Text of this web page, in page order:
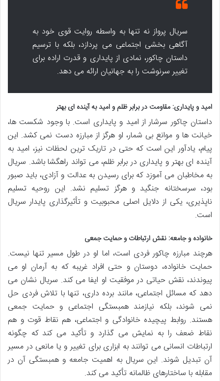
سریال پرواز نه تنها به واسطه روایت قوی خود به
آگاهی بخشی اجتماعی می پردازد، بلکه با ترسیم
داستان چاکور، نمادی از پایداری و قدرت اراده برای
تغییر سرنوشت را به جهانیان ارائه می دهد.
امید و پایداری: مقاومت در برابر ظلم و امید به آینده ای بهتر
داستان چاکور سرشار از امید و پایداری است. با وجود شکست ها،
خیانت ها و موانع بی شمار، او هرگز از مبارزه دست نمی کشد. این
پیام، یادآور این است که حتی در تاریک ترین لحظات نیز، امید به
آینده ای بهتر و پایداری در برابر ظلم، می تواند راهگشا باشد. سریال
به مخاطبان می آموزد که برای رسیدن به عدالت و آزادی، باید صبور
بود، سرسختانه جنگید و هرگز تسلیم نشد. این روحیه تسلیم
ناپذیری، یکی از دلایل اصلی محبوبیت و تأثیرگذاری پایدار سریال
است.
خانواده و جامعه: نقش ارتباطات و حمایت جمعی
هرچند مبارزه چاکور فردی است، اما او در طول مسیر تنها نیست.
حمایت خانواده، دوستان و حتی افراد غریبه که به آرمان او می
پیوندند، نقش حیاتی در موفقیت او ایفا می کند. سریال نشان می
دهد که مسائل اجتماعی، مانند برده داری، تنها با تلاش فردی حل
نمی شوند، بلکه نیازمند همبستگی اجتماعی و حمایت جمعی
هستند. روابط پیچیده خانوادگی و اجتماعی، هم نقاط قوت و هم
نقاط ضعف را به نمایش می گذارد و تأکید می کند که چگونه
ارتباطات انسانی می توانند به ابزاری برای تغییر و یا مانعی در مسیر
آن تبدیل شوند. این سریال به اهمیت جامعه و همبستگی آن در
مقابله با ساختارهای ظالمانه تأکید می کند.